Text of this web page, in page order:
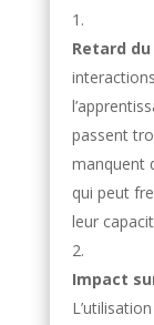
Retard
passent
manquent
qui peut
leur
Impact